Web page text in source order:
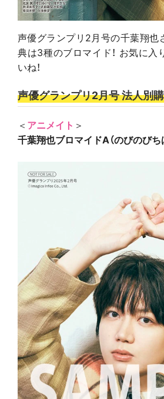
声優グランプリ2月号の千葉翔也
典は3種のブロマイド！ お気に入
いね！
声優グランプリ2月号 法人別
＜ アニメイト ＞
千葉翔也ブロマイドA（のびのびち